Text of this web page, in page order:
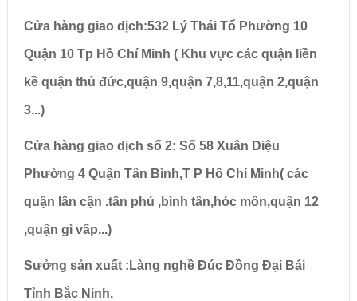
Cửa hàng giao dịch:532 Lý Thái Tổ Phường 10
Quận 10 Tp Hồ Chí Minh ( Khu vực các quận liền
kề quận thủ đức,quận 9,quận 7,8,11,quận 2,quận
3...)
Cửa hàng giao dịch số 2: Số 58 Xuân Diệu
Phường 4 Quận Tân Bình,T P Hồ Chí Minh( các
quận lân cận .tân phú ,bình tân,hóc môn,quận 12
,quận gì vấp...)
Sưởng sản xuất :Làng nghề Đúc Đồng Đại Bái
Tỉnh Bắc Ninh.